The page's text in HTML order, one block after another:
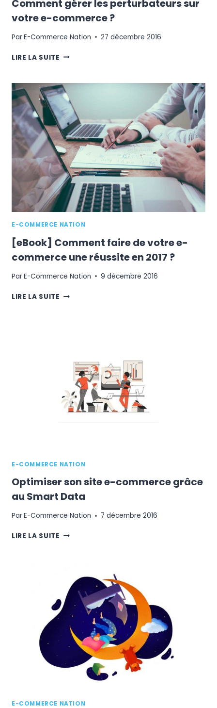
Comment gérer les perturbateurs sur
votre e-commerce ?
ParE-Commerce Nation 27 décembre 2016
LIRE LA SUITE COMMENT
PERTURBATEURS
SUR
VOTRE
E-
COMMERCE
?
E-COMMERCE NATION
[eBook] Comment faire de votre e-
commerce une réussite en 2017 ?
ParE-Commerce Nation 9 décembre 2016
LIRE LA SUITE [EBOOK]
RÉUSSITE
2017
?
E-COMMERCE NATION
Optimiser son site e-commerce grâce
au Smart Data
ParE-Commerce Nation 7 décembre 2016
LIRE LA SUITE OPTIMISER
COMMERCE
GRÂCE
AU
SMART
DATA
E-COMMERCE NATION